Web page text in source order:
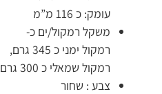
עומק: כ 116 מ”מ
משקל רמקול/ים כ-
רמקול ימני כ 345 גרם,
רמקול שמאלי כ 300 גרם
צבע : שחור